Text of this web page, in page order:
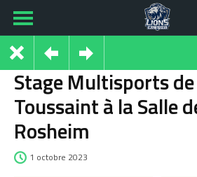
Stage Multisports
Toussaint à la Salle
Rosheim
1 octobre 2023